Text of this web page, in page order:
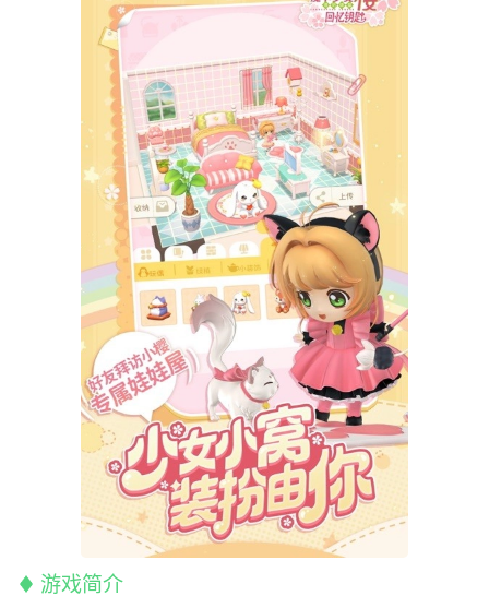
游戏简介